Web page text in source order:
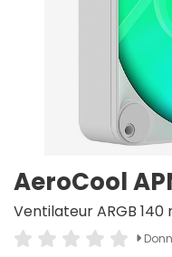
AeroCool
Ventilateur ARGB 140